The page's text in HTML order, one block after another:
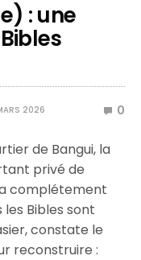
: une
2026 0
de Bangui, la
privé de
complétement
Bibles sont
constate le
reconstruire :